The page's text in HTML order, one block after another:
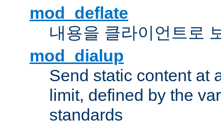
mod_deflate
내용을 클라이언트로
mod_dialup
Send static content at
limit, defined by the
standards